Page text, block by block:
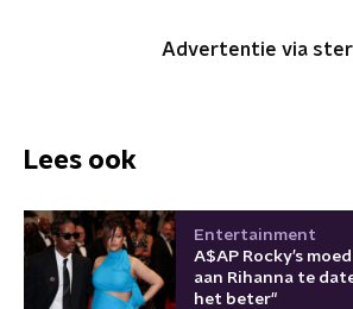
Advertentie via
Lees ook
Entertainment
A$AP Rocky’s
aan Rihanna te
het beter"